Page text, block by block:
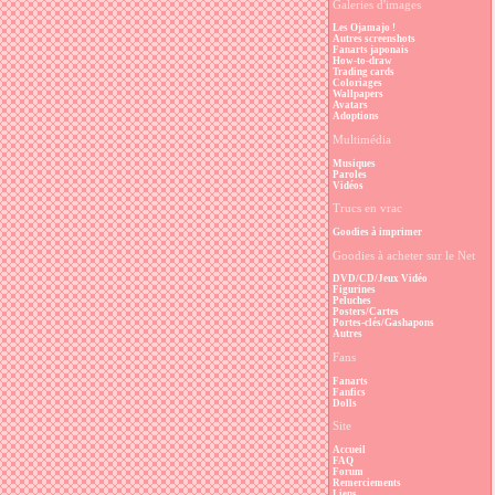
Galeries d'images
Les Ojamajo !
Autres screenshots
Fanarts japonais
How-to-draw
Trading cards
Coloriages
Wallpapers
Avatars
Adoptions
Multimédia
Musiques
Paroles
Vidéos
Trucs en vrac
Goodies à imprimer
Goodies à acheter sur le Net
DVD/CD/Jeux Vidéo
Figurines
Peluches
Posters/Cartes
Portes-clés/Gashapons
Autres
Fans
Fanarts
Fanfics
Dolls
Site
Accueil
FAQ
Forum
Remerciements